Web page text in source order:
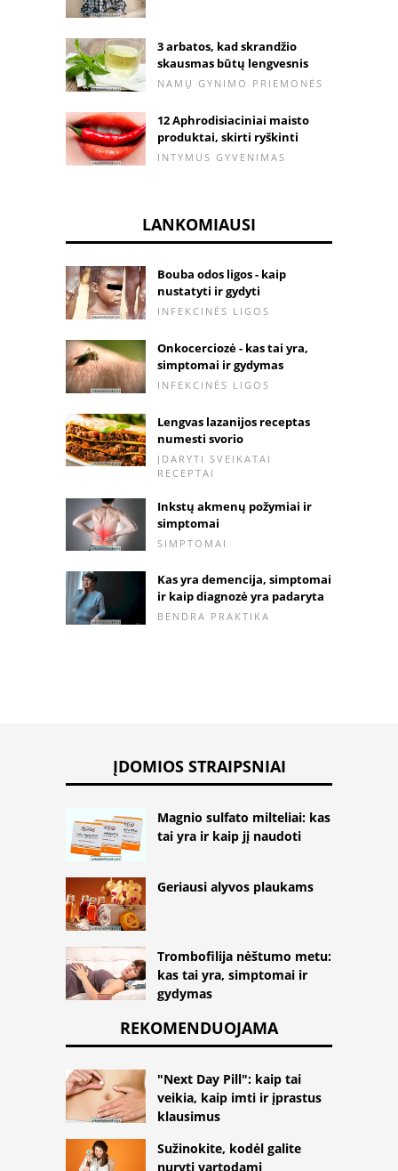
3 arbatos, kad skrandžio
skausmas būtų lengvesnis
NAMŲ GYNIMO PRIEMONĖS
12 Aphrodisiaciniai maisto
produktai, skirti ryškinti
INTYMUS GYVENIMAS
LANKOMIAUSI
Bouba odos ligos - kaip
nustatyti ir gydyti
INFEKCINĖS LIGOS
Onkocerciozė - kas tai yra,
simptomai ir gydymas
INFEKCINĖS LIGOS
Lengvas lazanijos receptas
numesti svorio
ĮDARYTI SVEIKATAI
RECEPTAI
Inkstų akmenų požymiai ir
simptomai
SIMPTOMAI
Kas yra demencija, simptomai
ir kaip diagnozė yra padaryta
BENDRA PRAKTIKA
ĮDOMIOS STRAIPSNIAI
Magnio sulfato milteliai: kas
tai yra ir kaip jį naudoti
Geriausi alyvos plaukams
Trombofilija nėštumo metu:
kas tai yra, simptomai ir
gydymas
REKOMENDUOJAMA
"Next Day Pill": kaip tai
veikia, kaip imti ir įprastus
klausimus
Sužinokite, kodėl galite
nuryti vartodami